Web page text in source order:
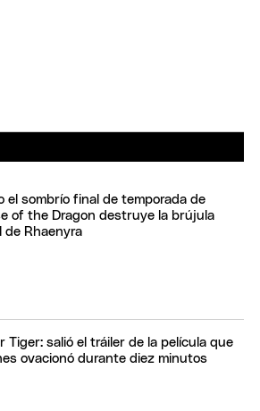
el sombrío final de temporada de
of the Dragon destruye la brújula
de Rhaenyra
Tiger: salió el tráiler de la película que
ovacionó durante diez minutos